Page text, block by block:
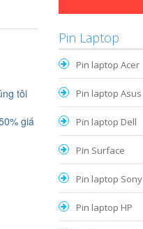
tôi
giá
Pin Laptop
Pin laptop Acer
Pin laptop Asus
Pin laptop Dell
Pin Surface
Pin laptop
Pin laptop HP